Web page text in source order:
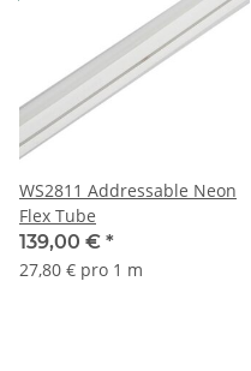
WS2811 Addressable Neon
Flex Tube
139,00 € *
27,80 € pro 1 m